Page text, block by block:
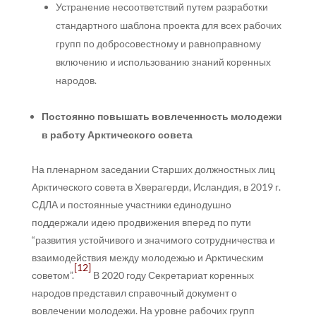
Устранение несоответствий путем разработки
стандартного шаблона проекта для всех рабочих
групп по добросовестному и равноправному
включению и использованию знаний коренных
народов.
Постоянно повышать вовлеченность молодежи
в работу Арктического совета
На пленарном заседании Старших должностных лиц
Арктического совета в Хверагерди, Исландия, в 2019 г.
СДЛА и постоянные участники единодушно
поддержали идею продвижения вперед по пути
“развития устойчивого и значимого сотрудничества и
взаимодействия между молодежью и Арктическим
советом”.
[12]
В 2020 году Секретариат коренных
народов представил справочный документ о
вовлечении молодежи. На уровне рабочих групп